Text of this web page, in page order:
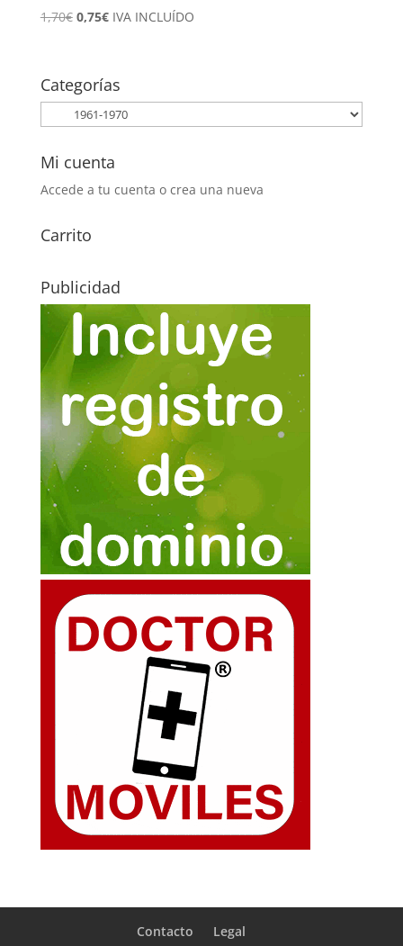
1,70€ El
era:
1,70€.
0,75€El
es:
0,75€.
IVA INCLUÍDO
Categorías
Mi cuenta
Accede a tu cuenta o crea una nueva
Carrito
Publicidad
Contacto Legal